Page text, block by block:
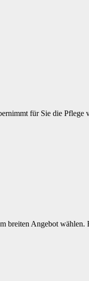
für Sie die
breiten Angebot